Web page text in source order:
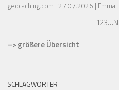
geocaching.com 27.07.2026 Emma
123…
–> größere Übersicht
SCHLAGWÖRTER